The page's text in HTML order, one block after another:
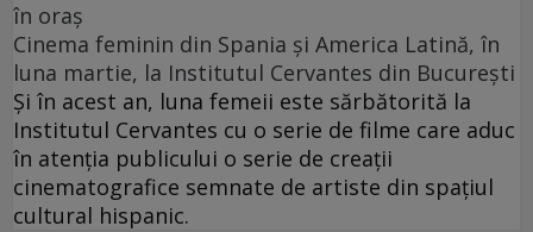
în oraș
Cinema feminin din Spania și America Latină, în
luna martie, la Institutul Cervantes din București
Și în acest an, luna femeii este sărbătorită la
Institutul Cervantes cu o serie de filme care aduc
în atenția publicului o serie de creații
cinematografice semnate de artiste din spațiul
cultural hispanic.